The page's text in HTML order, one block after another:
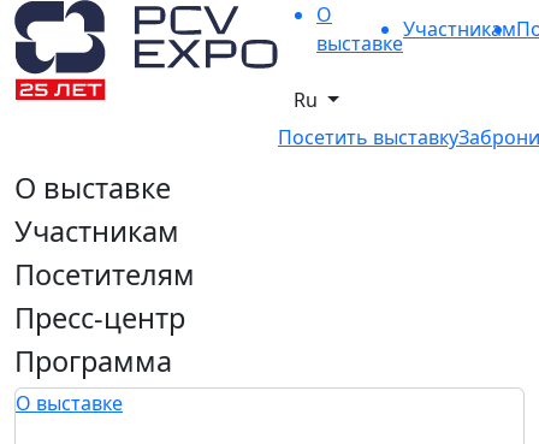
О
выставке
Участникам
Ru
Посетить выставку
О выставке
Участникам
Посетителям
Пресс-центр
Программа
О выставке